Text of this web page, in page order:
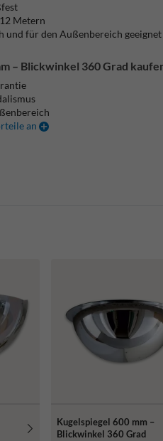
Metern
und für den Außenbereich geeignet
– Blickwinkel 360 Grad
an
Kugelspiegel 600 mm –
Blickwinkel 360 Grad